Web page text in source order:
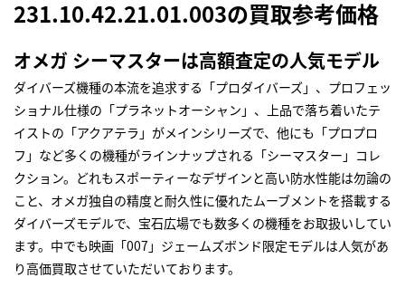
231.10.42.21.01.003の買取参考価格
オメガ シーマスターは高額査定の人気モデル
ダイバーズ機種の本流を追求する「プロダイバーズ」、プロフェッ
ショナル仕様の「プラネットオーシャン」、上品で落ち着いたテ
イストの「アクアテラ」がメインシリーズで、他にも「プロプロ
フ」など多くの機種がラインナップされる「シーマスター」コレ
クション。どれもスポーティーなデザインと高い防水性能は勿論の
こと、オメガ独自の精度と耐久性に優れたムーブメントを搭載する
ダイバーズモデルで、宝石広場でも数多くの機種をお取扱いしてい
ます。中でも映画「007」ジェームズボンド限定モデルは人気があ
り高価買取させていただいております。